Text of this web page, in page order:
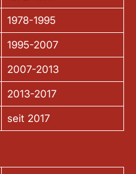
1978-1995
1995-2007
2007-2013
2013-2017
seit 2017